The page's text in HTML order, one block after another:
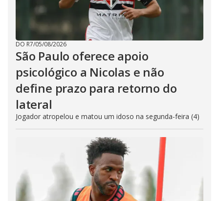
DO R7/05/08/2026
São Paulo oferece apoio
psicológico a Nicolas e não
define prazo para retorno do
lateral
Jogador atropelou e matou um idoso na segunda-feira (4)